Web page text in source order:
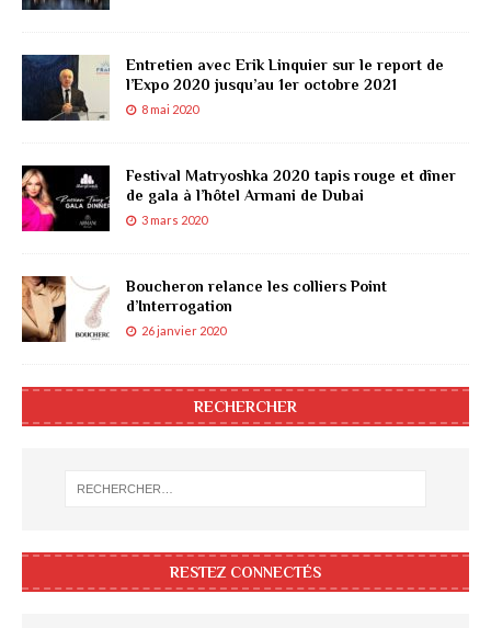
Entretien avec Erik Linquier sur le report de
l’Expo 2020 jusqu’au 1er octobre 2021
8 mai 2020
Festival Matryoshka 2020 tapis rouge et dîner
de gala à l’hôtel Armani de Dubai
3 mars 2020
Boucheron relance les colliers Point
d’Interrogation
26 janvier 2020
RECHERCHER
RESTEZ CONNECTÉS